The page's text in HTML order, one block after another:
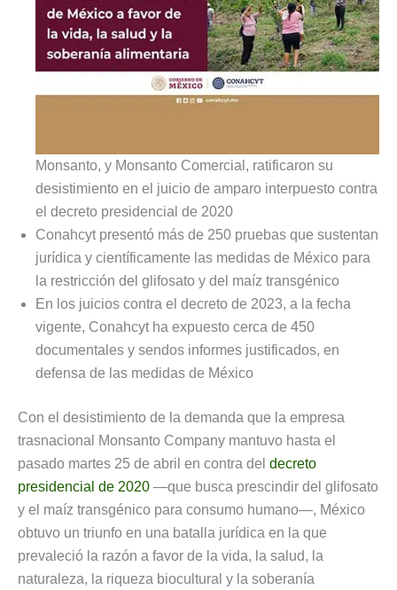
Monsanto, y Monsanto Comercial, ratificaron su
desistimiento en el juicio de amparo interpuesto contra
el decreto presidencial de 2020
Conahcyt presentó más de 250 pruebas que sustentan
jurídica y científicamente las medidas de México para
la restricción del glifosato y del maíz transgénico
En los juicios contra el decreto de 2023, a la fecha
vigente, Conahcyt ha expuesto cerca de 450
documentales y sendos informes justificados, en
defensa de las medidas de México
Con el desistimiento de la demanda que la empresa
trasnacional Monsanto Company mantuvo hasta el
pasado martes 25 de abril en contra del decreto
presidencial de 2020 —que busca prescindir del glifosato
y el maíz transgénico para consumo humano—, México
obtuvo un triunfo en una batalla jurídica en la que
prevaleció la razón a favor de la vida, la salud, la
naturaleza, la riqueza biocultural y la soberanía